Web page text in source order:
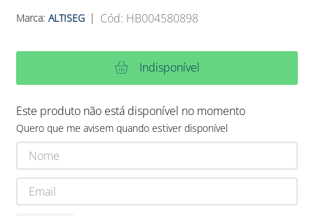
ALTISEG : HB004580898
Indisponível
Este produto não está disponível no momento
Quero que me avisem quando estiver disponível